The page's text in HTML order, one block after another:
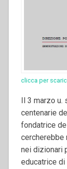
clicca per
Il 3 marzo
centenarie
fondatrice
cercherebbe
nei dizionari
educatrice di